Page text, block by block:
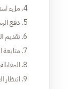
ملء
دفع
تقديم
انتظار